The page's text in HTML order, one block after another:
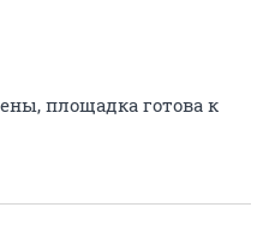
площадка готова к